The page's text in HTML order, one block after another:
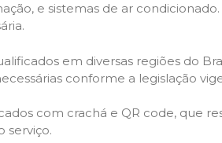
e sistemas de ar
em diversas regiões do
conforme a legislação
com crachá e QR code, que
serviço.